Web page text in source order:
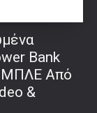
Bank
Από
&